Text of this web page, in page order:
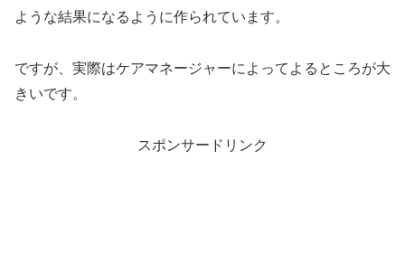
ような結果になるように作られています。
ですが、実際はケアマネージャーによってよるところが大
きいです。
スポンサードリンク